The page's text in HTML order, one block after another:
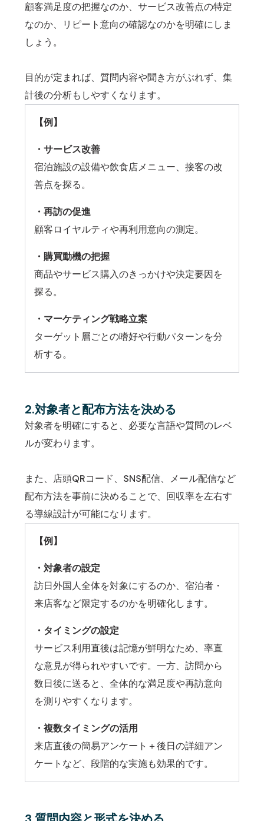
顧客満足度の把握なのか、サービス改善点の特定
なのか、リピート意向の確認なのかを明確にしま
しょう。
目的が定まれば、質問内容や聞き方がぶれず、集
計後の分析もしやすくなります。
【例】
・サービス改善
宿泊施設の設備や飲食店メニュー、接客の改
善点を探る。
・再訪の促進
顧客ロイヤルティや再利用意向の測定。
・購買動機の把握
商品やサービス購入のきっかけや決定要因を
探る。
・マーケティング戦略立案
ターゲット層ごとの嗜好や行動パターンを分
析する。
2.対象者と配布方法を決める
対象者を明確にすると、必要な言語や質問のレベ
ルが変わります。
また、店頭QRコード、SNS配信、メール配信など
配布方法を事前に決めることで、回収率を左右す
る導線設計が可能になります。
【例】
・対象者の設定
訪日外国人全体を対象にするのか、宿泊者・
来店客など限定するのかを明確化します。
・タイミングの設定
サービス利用直後は記憶が鮮明なため、率直
な意見が得られやすいです。一方、訪問から
数日後に送ると、全体的な満足度や再訪意向
を測りやすくなります。
・複数タイミングの活用
来店直後の簡易アンケート＋後日の詳細アン
ケートなど、段階的な実施も効果的です。